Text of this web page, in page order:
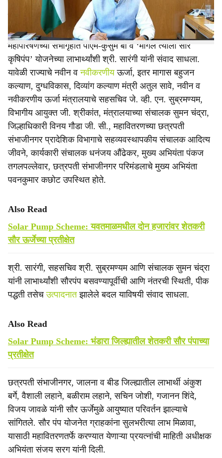
प्रोत्साहित करावे, असे आवाहन केंद्र सरकारच्या नवीन व
नवीकरणीय ऊर्जा मंत्रालयाचे सचिव संतोष कुमार सारंगी यांनी केले.
महापारेषणच्या सभागृहात पीएम-कुसुम बी व ‘मागेल त्याला सौर
कृषिपंप’ योजनेच्या लाभार्थ्यांशी श्री. सारंगी यांनी संवाद साधला.
यावेळी राज्याचे नवीन वनवीकरणीयऊर्जा, इतर मागास बहुजन
कल्याण, दुग्धविकास, दिव्यांग कल्याण मंत्री अतुल सावे, नवीन व
नवीकरणीय ऊर्जा मंत्रालयाचे सहसचिव जे. व्ही. एन. सुब्रमण्यम,
विभागीय आयुक्त जी. श्रीकांत, मंत्रालयाच्या संचालक सुमन चंद्रा,
जिल्हाधिकारी विनय गौडा जी. सी., महावितरणच्या छत्रपती
संभाजीनगर प्रादेशिक विभागाचे सहव्यवस्थापकीय संचालक आदित्य
जीवने, कार्यकारी संचालक धनंजय औंढेकर, मुख्य अभियंता पंकज
तगलपल्लेवार, छत्रपती संभाजीनगर परिमंडलाचे मुख्य अभियंता
पवनकुमार कछोट उपस्थित होते.
Also Read
Solar Pump Scheme: यवतमाळमधील दोन हजारांवर शेतकरी
सौर ऊर्जेच्या प्रतीक्षेत
श्री. सारंगी, सहसचिव श्री. सुब्रमण्यम आणि संचालक सुमन चंद्रा
यांनी लाभार्थ्यांशी सौरपंप बसवण्यापूर्वीची आणि नंतरची स्थिती, पीक
पद्धती तसेचउत्पादनातझालेले बदल याविषयी संवाद साधला.
Also Read
Solar Pump Scheme: भंडारा जिल्ह्यातील शेतकरी सौर पंपाच्या
प्रतीक्षेत
छत्रपती संभाजीनगर, जालना व बीड जिल्ह्यातील लाभार्थी अंकुश
बर्गे, वैशाली लहाने, बळीराम लहाने, सचिन जोशी, गजानन शिंदे,
विजय जावळे यांनी सौर ऊर्जेमुळे आयुष्यात परिवर्तन झाल्याचे
सांगितले. सौर पंप योजनेत ग्राहकांना सुलभरीत्या लाभ मिळावा,
यासाठी महावितरणतर्फे करण्यात येणाऱ्या प्रयत्नांची माहिती अधीक्षक
अभियंता संजय सरग यांनी दिली.